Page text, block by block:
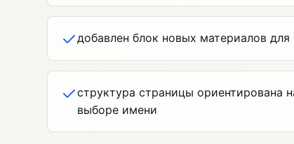
добавлен блок новых материалов для
структура страницы ориентирована
выборе имени